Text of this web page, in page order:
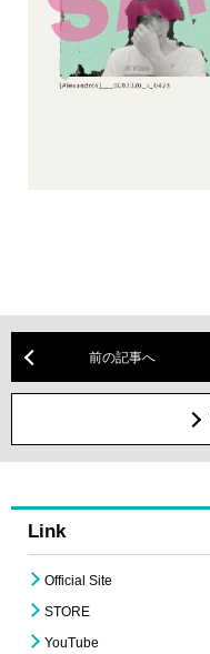
前の記事へ
Link
Official Site
STORE
YouTube